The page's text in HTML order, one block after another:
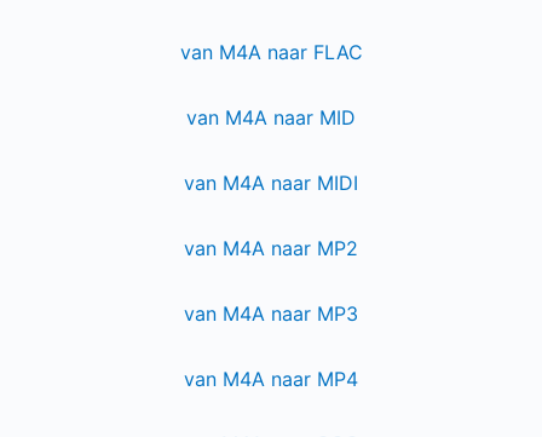
van M4A naar FLAC
van M4A naar MID
van M4A naar MIDI
van M4A naar MP2
van M4A naar MP3
van M4A naar MP4